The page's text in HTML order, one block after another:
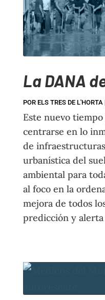
La DANA
POR ELS TRES DE L'HORTA
Este nuevo
centrarse en lo
de
urbanística del
ambiental para
al foco en la
mejora de todos
predicción y alerta